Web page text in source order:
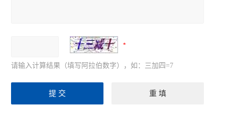
请输入计算结果（填写阿拉伯数字），如：三加四=7